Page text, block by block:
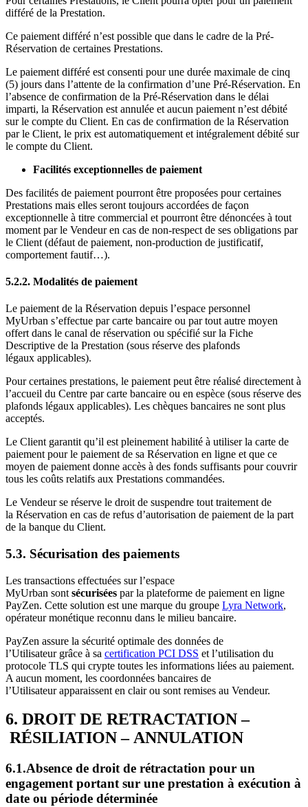
différé de la Prestation.
Ce paiement différé n’est possible que dans le cadre de la Pré-
Réservation de certaines Prestations.
Le paiement différé est consenti pour une durée maximale de cinq
(5) jours dans l’attente de la confirmation d’une Pré-Réservation. En
l’absence de confirmation de la Pré-Réservation dans le délai
imparti, la Réservation est annulée et aucun paiement n’est débité
sur le compte du Client. En cas de confirmation de la Réservation
par le Client, le prix est automatiquement et intégralement débité sur
le compte du Client.
Facilités exceptionnelles de paiement
Des facilités de paiement pourront être proposées pour certaines
Prestations mais elles seront toujours accordées de façon
exceptionnelle à titre commercial et pourront être dénoncées à tout
moment par le Vendeur en cas de non-respect de ses obligations par
le Client (défaut de paiement, non-production de justificatif,
comportement fautif…).
5.2.2. Modalités de paiement
Le paiement de la Réservation depuis l’espace personnel
MyUrban s’effectue par carte bancaire ou par tout autre moyen
offert dans le canal de réservation ou spécifié sur la Fiche
Descriptive de la Prestation (sous réserve des plafonds
légaux applicables).
Pour certaines prestations, le paiement peut être réalisé directement à
l’accueil du Centre par carte bancaire ou en espèce (sous réserve des
plafonds légaux applicables). Les chèques bancaires ne sont plus
acceptés.
Le Client garantit qu’il est pleinement habilité à utiliser la carte de
paiement pour le paiement de sa Réservation en ligne et que ce
moyen de paiement donne accès à des fonds suffisants pour couvrir
tous les coûts relatifs aux Prestations commandées.
Le Vendeur se réserve le droit de suspendre tout traitement de
la Réservation en cas de refus d’autorisation de paiement de la part
de la banque du Client.
5.3. Sécurisation des paiements
Les transactions effectuées sur l’espace
MyUrban sont sécurisées par la plateforme de paiement en ligne
PayZen. Cette solution est une marque du groupe Lyra Network,
opérateur monétique reconnu dans le milieu bancaire.
PayZen assure la sécurité optimale des données de
l’Utilisateur grâce à sa certification PCI DSS et l’utilisation du
protocole TLS qui crypte toutes les informations liées au paiement.
A aucun moment, les coordonnées bancaires de
l’Utilisateur apparaissent en clair ou sont remises au Vendeur.
6. DROIT DE RETRACTATION –
RÉSILIATION – ANNULATION
6.1.Absence de droit de rétractation pour un
engagement portant sur une prestation à exécution à
date ou période déterminée